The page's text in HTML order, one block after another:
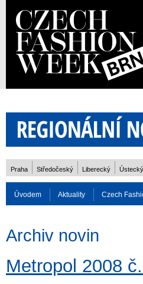
Praha Středočeský Liberecký Ústecký
Úvodem Aktuality Czech
Archiv novin
Metropol 2008